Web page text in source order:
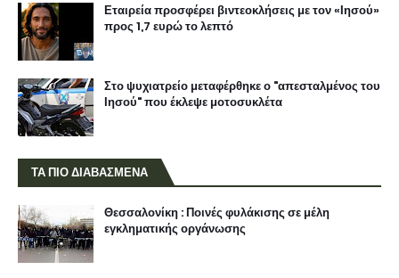
Εταιρεία προσφέρει βιντεοκλήσεις με τον «Ιησού»
προς 1,7 ευρώ το λεπτό
Στο ψυχιατρείο μεταφέρθηκε ο "απεσταλμένος του
Ιησού" που έκλεψε μοτοσυκλέτα
ΤΑ ΠΙΟ ΔΙΑΒΑΣΜΕΝΑ
Θεσσαλονίκη : Ποινές φυλάκισης σε μέλη
εγκληματικής οργάνωσης